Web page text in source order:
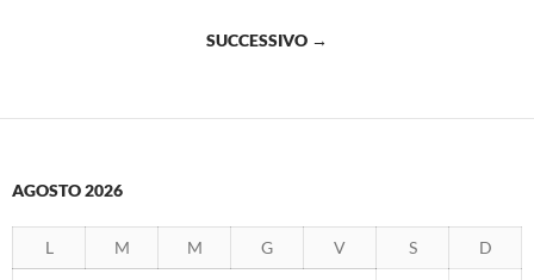
SUCCESSIVO →
AGOSTO 2026
L M M G V S D